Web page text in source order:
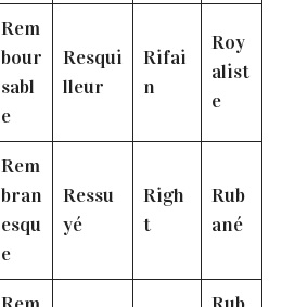
Rem
bour
sabl
e
Resqui
lleur
Rifai
n
Roy
alist
e
Rem
bran
esqu
e
Ressu
yé
Righ
t
Rub
ané